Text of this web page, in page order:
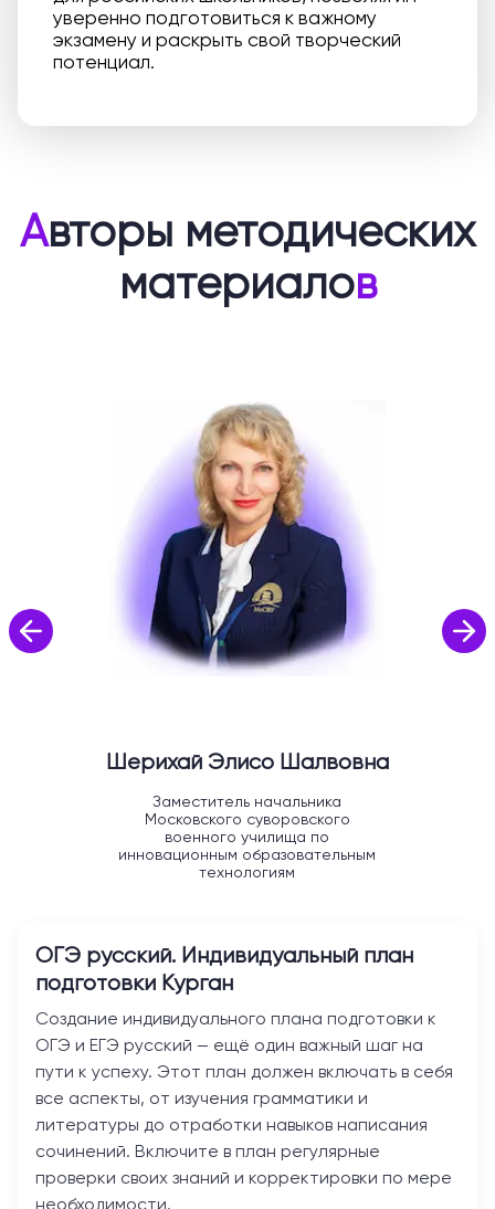
уверенно подготовиться к важному
экзамену и раскрыть свой творческий
потенциал.
Авторы методических
материалов
Шерихай Элисо Шалвовна
Заместитель начальника
Московского суворовского
военного училища по
инновационным образовательным
технологиям
ОГЭ русский. Индивидуальный план
подготовки Курган
Создание индивидуального плана подготовки к
ОГЭ и ЕГЭ русский — ещё один важный шаг на
пути к успеху. Этот план должен включать в себя
все аспекты, от изучения грамматики и
литературы до отработки навыков написания
сочинений. Включите в план регулярные
проверки своих знаний и корректировки по мере
необходимости.